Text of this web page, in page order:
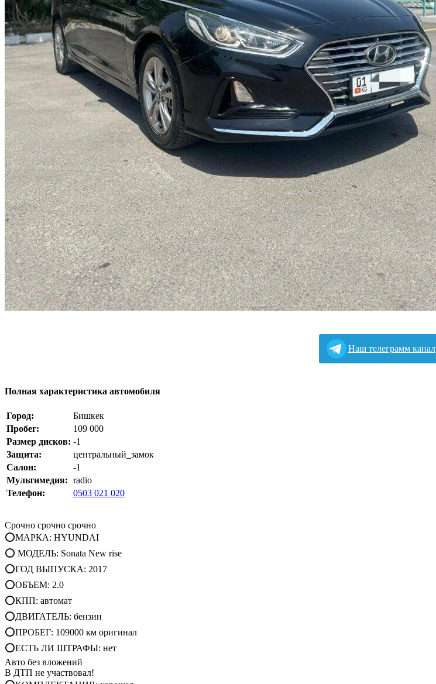
Наш телеграмм канал
Полная характеристика автомобиля
Город:
Бишкек
Пробег:
109 000
Размер дисков: -1
Защита:
центральный_замок
Салон:
-1
Мультимедия: radio
Телефон:
0503 021 020
Срочно срочно срочно
⭕МАРКА: HYUNDAI
⭕ МОДЕЛЬ: Sonata New rise
⭕ГОД ВЫПУСКА: 2017
⭕ОБЪЕМ: 2.0
⭕КПП: автомат
⭕ДВИГАТЕЛЬ: бензин
⭕ПРОБЕГ: 109000 км оригинал
⭕ЕСТЬ ЛИ ШТРАФЫ: нет
Авто без вложений
В ДТП не участвовал!